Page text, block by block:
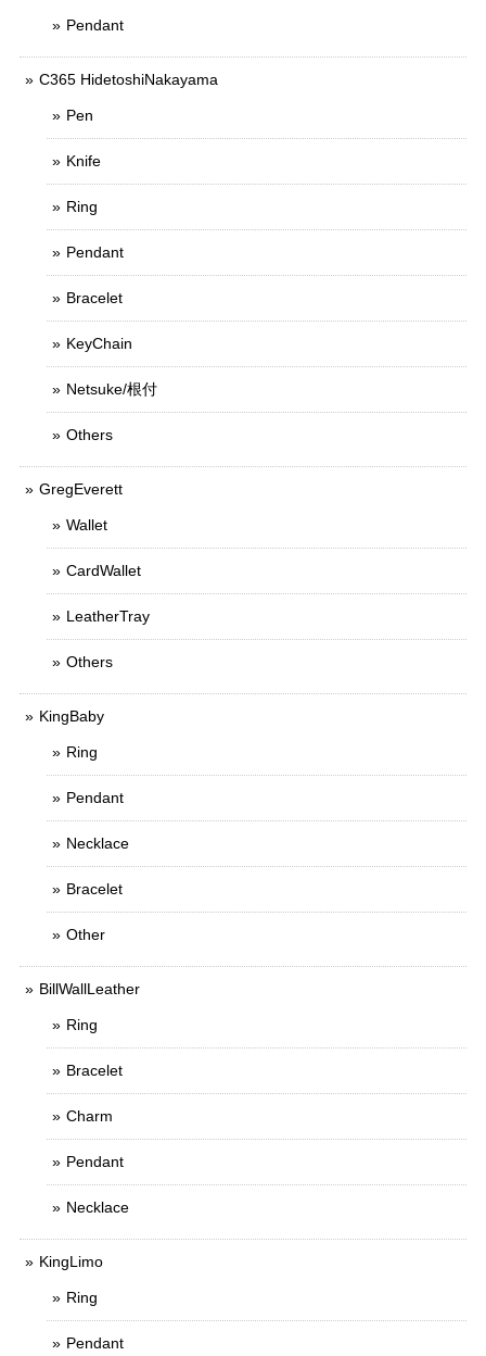
Pendant
C365 HidetoshiNakayama
Pen
Knife
Ring
Pendant
Bracelet
KeyChain
Netsuke/根付
Others
GregEverett
Wallet
CardWallet
LeatherTray
Others
KingBaby
Ring
Pendant
Necklace
Bracelet
Other
BillWallLeather
Ring
Bracelet
Charm
Pendant
Necklace
KingLimo
Ring
Pendant